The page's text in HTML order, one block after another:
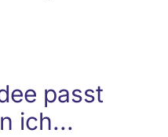
passt
ich...